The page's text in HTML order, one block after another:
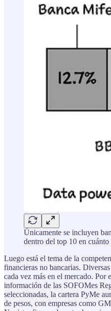
Únicamente se incluyen
dentro del top 10 en
Luego está el tema de la
financieras no bancarias.
cada vez más en el mercado. Por
información de las SOFOMes
seleccionadas, la cartera PyMe
de pesos, con empresas como